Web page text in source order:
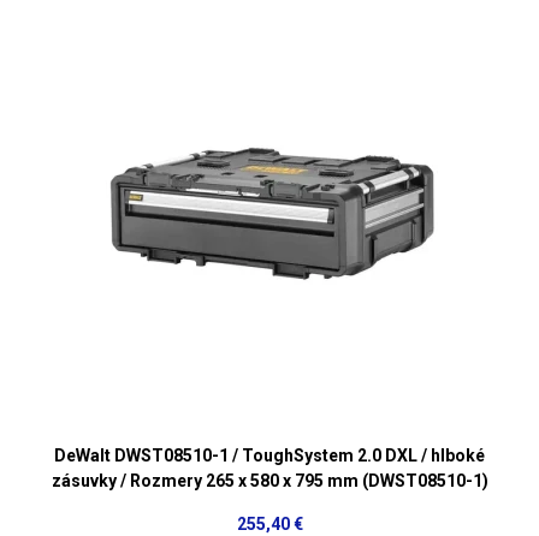
DeWalt DWST08510-1 / ToughSystem 2.0 DXL / hlboké
zásuvky / Rozmery 265 x 580 x 795 mm (DWST08510-1)
255,40 €